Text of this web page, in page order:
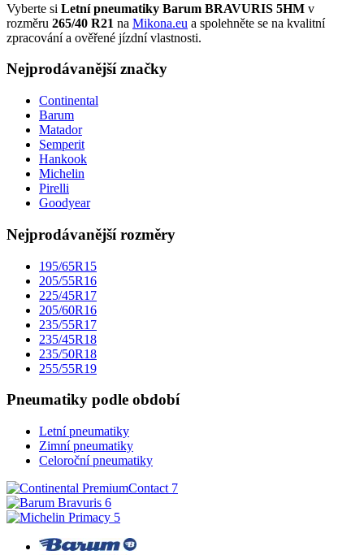
Vyberte si Letní pneumatiky Barum BRAVURIS 5HM v
rozměru 265/40 R21 na Mikona.eu a spolehněte se na kvalitní
zpracování a ověřené jízdní vlastnosti.
Nejprodávanější značky
Continental
Barum
Matador
Semperit
Hankook
Michelin
Pirelli
Goodyear
Nejprodávanější rozměry
195/65R15
205/55R16
225/45R17
205/60R16
235/55R17
235/45R18
235/50R18
255/55R19
Pneumatiky podle období
Letní pneumatiky
Zimní pneumatiky
Celoroční pneumatiky